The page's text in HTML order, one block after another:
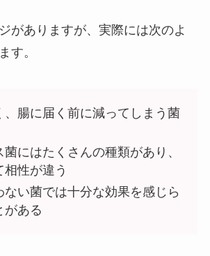
がありますが、実際には次のよ
す。
、腸に届く前に減ってしまう菌
菌にはたくさんの種類があり、
相性が違う
ない菌では十分な効果を感じら
がある